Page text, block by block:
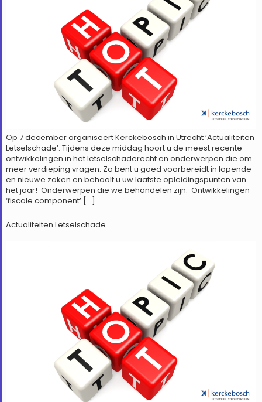
Op 7 december organiseert Kerckebosch in Utrecht ‘Actualiteiten
Letselschade’. Tijdens deze middag hoort u de meest recente
ontwikkelingen in het letselschaderecht en onderwerpen die om
meer verdieping vragen. Zo bent u goed voorbereidt in lopende
en nieuwe zaken en behaalt u uw laatste opleidingspunten van
het jaar! Onderwerpen die we behandelen zijn: Ontwikkelingen
‘fiscale component’ […]
Actualiteiten Letselschade